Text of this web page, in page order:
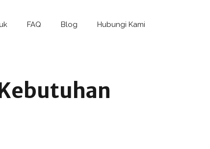
FAQ Blog Hubungi Kami